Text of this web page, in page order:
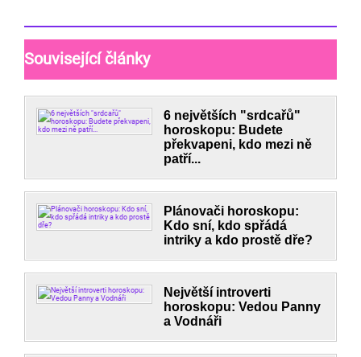
Související články
6 největších "srdcařů"
horoskopu: Budete
překvapeni, kdo mezi ně
patří...
Plánovači horoskopu:
Kdo sní, kdo spřádá
intriky a kdo prostě dře?
Největší introverti
horoskopu: Vedou Panny
a Vodnáři